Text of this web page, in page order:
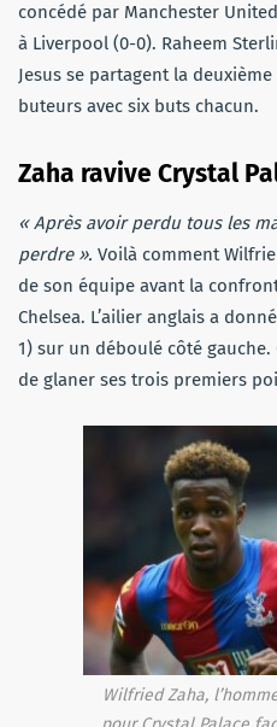
concédé par Manchester
à Liverpool (0-0). Raheem
Jesus se partagent la
buteurs avec six buts chacun.
Zaha ravive Crystal
« Après avoir perdu tous les
perdre ». Voilà comment
de son équipe avant la
Chelsea. L’ailier anglais a
1) sur un déboulé côté
de glaner ses trois premiers
Wilfried Zaha,